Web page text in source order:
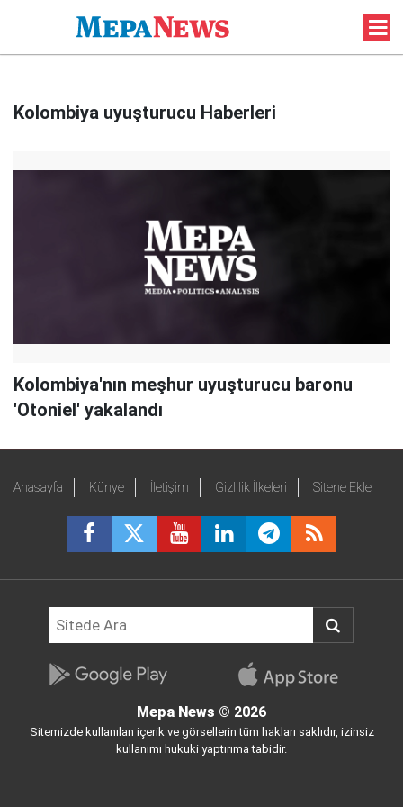
Kolombiya uyuşturucu Haberleri
Kolombiya'nın meşhur uyuşturucu baronu
'Otoniel' yakalandı
Anasayfa Künye İletişim Gizlilik İlkeleri Sitene Ekle
Mepa News © 2026
Sitemizde kullanılan içerik ve görsellerin tüm hakları saklıdır, izinsiz
kullanımı hukuki yaptırıma tabidir.